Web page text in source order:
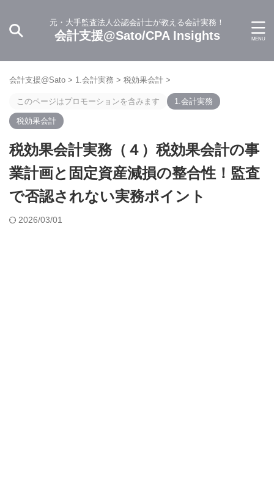
元・大手監査法人公認会計士が教える会計実務！
会計支援@Sato/CPA Insights
会計支援@Sato > 1.会計実務 > 税効果会計 >
このページはプロモーションを含みます 1.会計実務
税効果会計
税効果会計実務（４）税効果会計の事
業計画と固定資産減損の整合性！監査
で否認されない実務ポイント
2026/03/01